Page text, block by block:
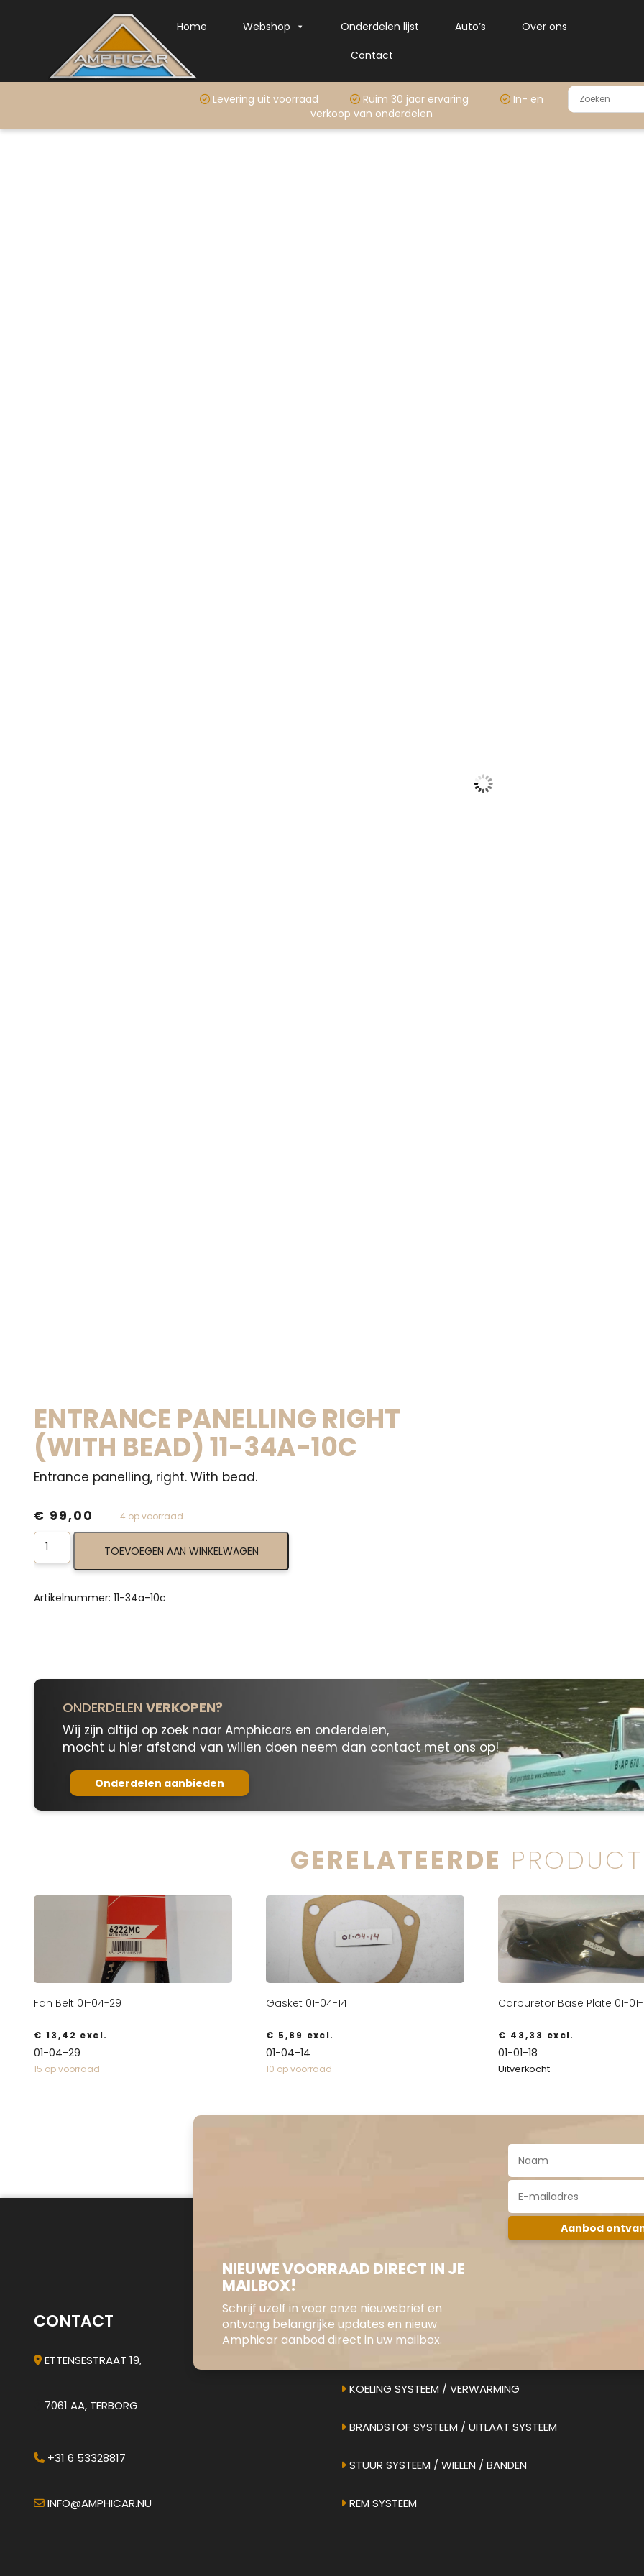
Home Webshop Onderdelen lijst Auto’s
Over ons
Contact
Levering uit voorraad Ruim 30 jaar ervaring
In- en
verkoop van onderdelen
ENTRANCE PANELLING RIGHT
(WITH BEAD) 11-34A-10C
Entrance panelling, right. With bead.
4 op voorraad
€ 99,00
Entrance
Panelling
Right
bead)
TOEVOEGEN AAN WINKELWAGEN
Artikelnummer: 11-34a-10c
ONDERDELEN VERKOPEN?
Wij zijn altijd op zoek naar Amphicars en onderdelen,
mocht u hier afstand van willen doen neem dan contact met ons op!
Onderdelen aanbieden
GERELATEERDE
Fan Belt 01-04-29
€ 13,42 excl.
01-04-29
15 op voorraad
Gasket 01-04-14
€ 5,89 excl.
01-04-14
10 op voorraad
Carburetor Base Plate 01-01-
€ 43,33 excl.
01-01-18
Uitverkocht
NIEUWE VOORRAAD DIRECT IN JE
MAILBOX!
Schrijf uzelf in voor onze nieuwsbrief en
ontvang belangrijke updates en nieuw
Amphicar aanbod direct in uw mailbox.
CONTACT
ETTENSESTRAAT 19,
7061 AA, TERBORG
+31 6 53328817
INFO@AMPHICAR.NU
ONS AANBOD
KOELING SYSTEEM / VERWARMING
BRANDSTOF SYSTEEM / UITLAAT SYSTEEM
STUUR SYSTEEM / WIELEN / BANDEN
REM SYSTEEM